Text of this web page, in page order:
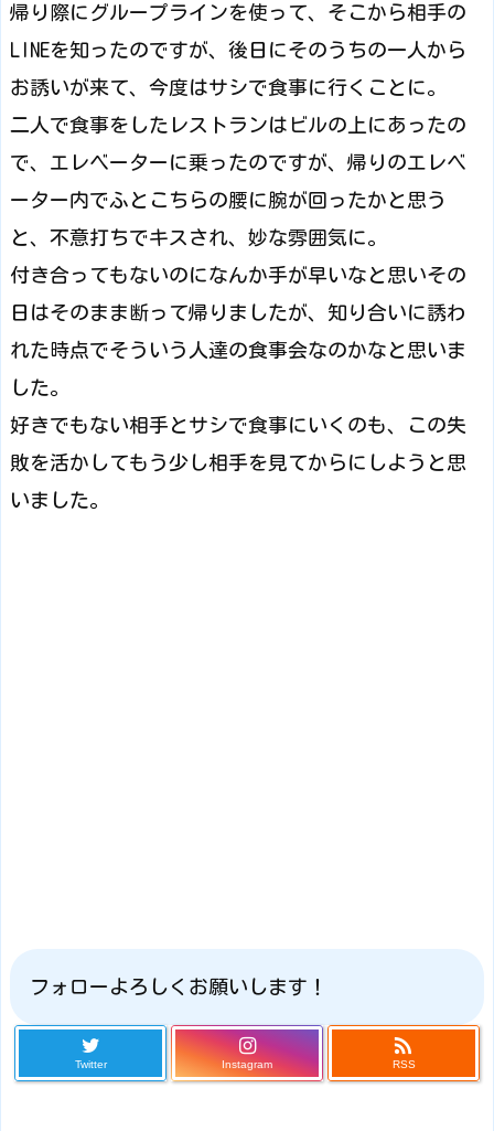
帰り際にグループラインを使って、そこから相手の
LINEを知ったのですが、後日にそのうちの一人から
お誘いが来て、今度はサシで食事に行くことに。
二人で食事をしたレストランはビルの上にあったの
で、エレベーターに乗ったのですが、帰りのエレベ
ーター内でふとこちらの腰に腕が回ったかと思う
と、不意打ちでキスされ、妙な雰囲気に。
付き合ってもないのになんか手が早いなと思いその
日はそのまま断って帰りましたが、知り合いに誘わ
れた時点でそういう人達の食事会なのかなと思いま
した。
好きでもない相手とサシで食事にいくのも、この失
敗を活かしてもう少し相手を見てからにしようと思
いました。
フォローよろしくお願いします！
Twitter Instagram

RSS